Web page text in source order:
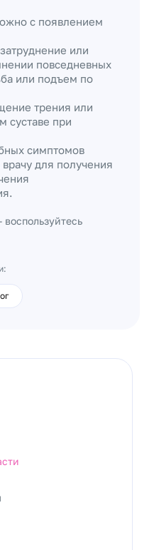
с появлением
или
повседневных
или подъем по
трения или
суставе при
симптомов
для получения